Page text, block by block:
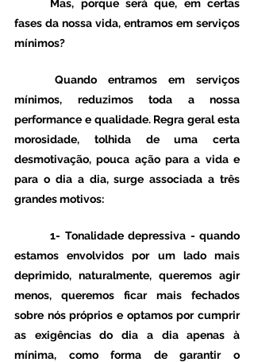
fases da nossa vida, entramos em serviços
mínimos?
mínimos, reduzimos toda a nossa
performance e qualidade. Regra geral esta
morosidade, tolhida de uma certa
desmotivação, pouca ação para a vida e
para o dia a dia, surge associada a três
grandes motivos:
1- Tonalidade depressiva - quando
estamos envolvidos por um lado mais
deprimido, naturalmente, queremos agir
menos, queremos ficar mais fechados
sobre nós próprios e optamos por cumprir
as exigências do dia a dia apenas à
mínima, como forma de garantir o